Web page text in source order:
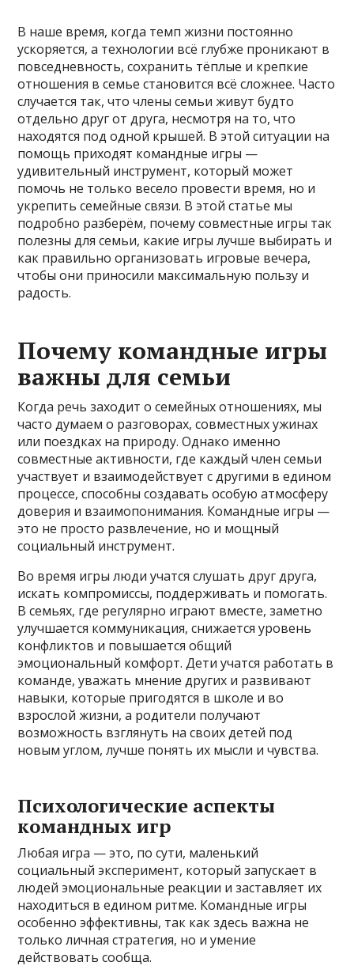
В наше время, когда темп жизни постоянно
ускоряется, а технологии всё глубже проникают в
повседневность, сохранить тёплые и крепкие
отношения в семье становится всё сложнее. Часто
случается так, что члены семьи живут будто
отдельно друг от друга, несмотря на то, что
находятся под одной крышей. В этой ситуации на
помощь приходят командные игры —
удивительный инструмент, который может
помочь не только весело провести время, но и
укрепить семейные связи. В этой статье мы
подробно разберём, почему совместные игры так
полезны для семьи, какие игры лучше выбирать и
как правильно организовать игровые вечера,
чтобы они приносили максимальную пользу и
радость.
Почему командные игры
важны для семьи
Когда речь заходит о семейных отношениях, мы
часто думаем о разговорах, совместных ужинах
или поездках на природу. Однако именно
совместные активности, где каждый член семьи
участвует и взаимодействует с другими в едином
процессе, способны создавать особую атмосферу
доверия и взаимопонимания. Командные игры —
это не просто развлечение, но и мощный
социальный инструмент.
Во время игры люди учатся слушать друг друга,
искать компромиссы, поддерживать и помогать.
В семьях, где регулярно играют вместе, заметно
улучшается коммуникация, снижается уровень
конфликтов и повышается общий
эмоциональный комфорт. Дети учатся работать в
команде, уважать мнение других и развивают
навыки, которые пригодятся в школе и во
взрослой жизни, а родители получают
возможность взглянуть на своих детей под
новым углом, лучше понять их мысли и чувства.
Психологические аспекты
командных игр
Любая игра — это, по сути, маленький
социальный эксперимент, который запускает в
людей эмоциональные реакции и заставляет их
находиться в едином ритме. Командные игры
особенно эффективны, так как здесь важна не
только личная стратегия, но и умение
действовать сообща.